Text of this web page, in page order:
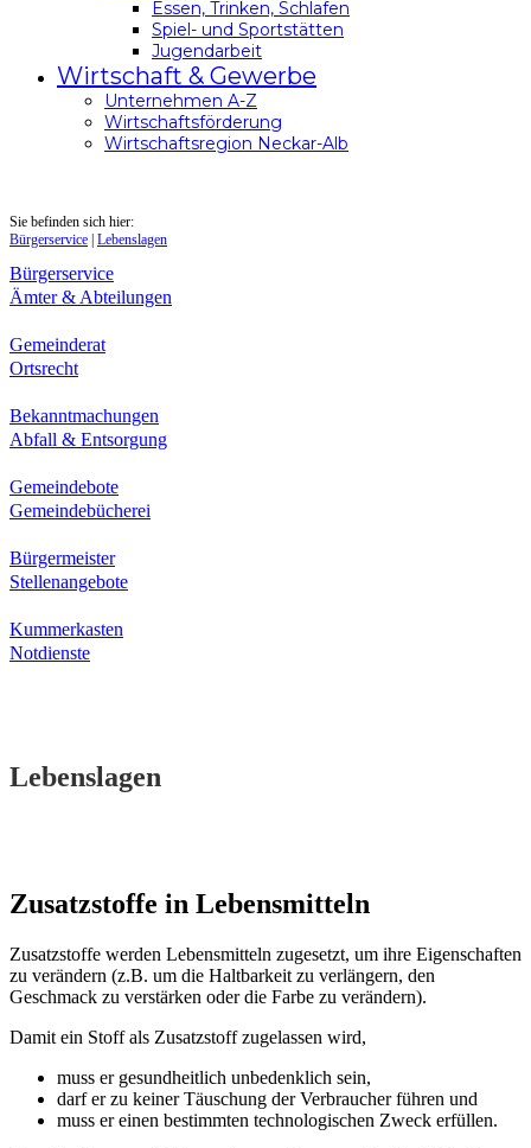
Essen, Trinken, Schlafen
Spiel- und Sportstätten
Jugendarbeit
Wirtschaft & Gewerbe
Unternehmen A-Z
Wirtschaftsförderung
Wirtschaftsregion Neckar-Alb
Sie befinden sich hier:
Bürgerservice Lebenslagen
Bürgerservice
Ämter & Abteilungen
Gemeinderat
Ortsrecht
Bekanntmachungen
Abfall & Entsorgung
Gemeindebote
Gemeindebücherei
Bürgermeister
Stellenangebote
Kummerkasten
Notdienste
Lebenslagen
Zusatzstoffe in Lebensmitteln
Zusatzstoffe werden Lebensmitteln zugesetzt, um ihre Eigenschaften
zu verändern (z.B. um die Haltbarkeit zu verlängern, den
Geschmack zu verstärken oder die Farbe zu verändern).
Damit ein Stoff als Zusatzstoff zugelassen wird,
muss er gesundheitlich unbedenklich sein,
darf er zu keiner Täuschung der Verbraucher führen und
muss er einen bestimmten technologischen Zweck erfüllen.